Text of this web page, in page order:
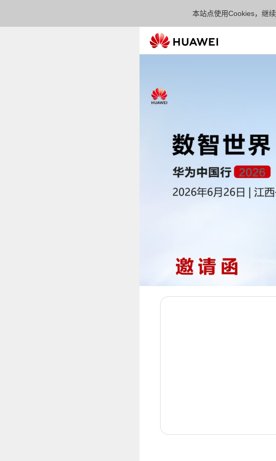
本站点使用Cookies，继